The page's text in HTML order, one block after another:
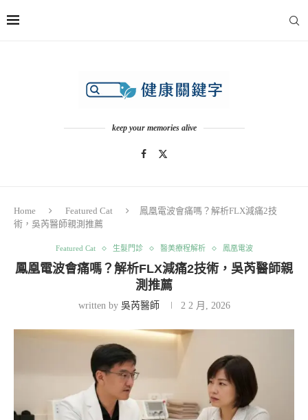
keep your memories alive
Home Featured Cat
鳳凰電波會痛嗎？解析FLX減痛2技
術，吳芮醫師親測推薦
Featured Cat 生髮門診 醫美療程解析 鳳凰電波
鳳凰電波會痛嗎？解析FLX減痛2技術，吳芮醫師親
測推薦
written by 吳芮醫師 2 2 月, 2026